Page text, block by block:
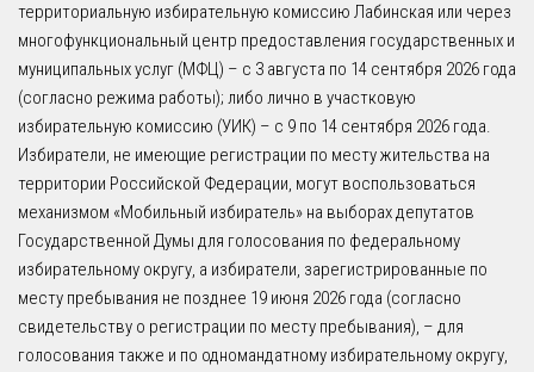
территориальную избирательную комиссию Лабинская или через
многофункциональный центр предоставления государственных и
муниципальных услуг (МФЦ) – с 3 августа по 14 сентября 2026 года
(согласно режима работы); либо лично в участковую
избирательную комиссию (УИК) – с 9 по 14 сентября 2026 года.
Избиратели, не имеющие регистрации по месту жительства на
территории Российской Федерации, могут воспользоваться
механизмом «Мобильный избиратель» на выборах депутатов
Государственной Думы для голосования по федеральному
избирательному округу, а избиратели, зарегистрированные по
месту пребывания не позднее 19 июня 2026 года (согласно
свидетельству о регистрации по месту пребывания), – для
голосования также и по одномандатному избирательному округу,